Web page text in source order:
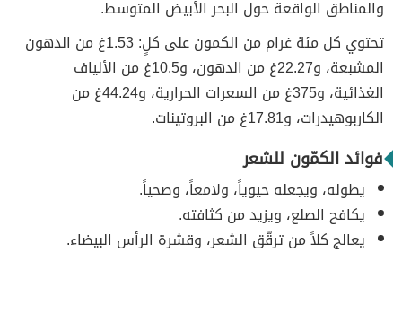
والمناطق الواقعة حول البحر الأبيض المتوسط.
تحتوي كل مئة غرام من الكمون على كلٍ: 1.53غ من الدهون
المشبعة، و22.27غ من الدهون، و10.5غ من الألياف
الغذائية، و375غ من السعرات الحرارية، و44.24غ من
الكاربوهيدرات، و17.81غ من البروتينات.
فوائد الكمّون للشعر
يطوله، ويجعله حيوياً، ولامعاً، وصحياً.
يكافح الصلع، ويزيد من كثافته.
يعالج كلاً من ترقّق الشعر، وقشرة الرأس البيضاء.